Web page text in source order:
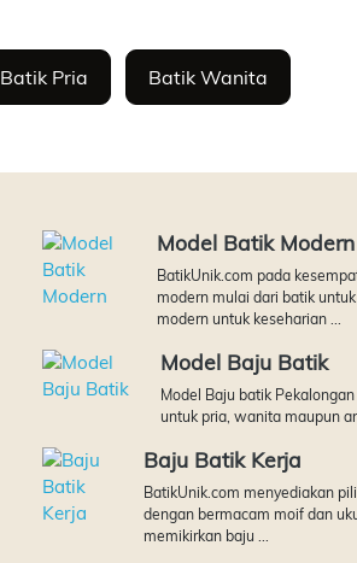
Batik Pria Batik Wanita
Model Batik Modern
BatikUnik.com pada
modern mulai dari batik
modern untuk keseharian ...
Model Baju Batik
Model Baju batik
untuk pria, wanita maupun
Baju Batik Kerja
BatikUnik.com menyediakan
dengan bermacam moif dan
memikirkan baju ...